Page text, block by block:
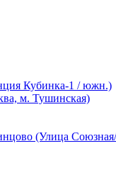
Кубинка-1 / южн.)
м. Тушинская)
(Улица